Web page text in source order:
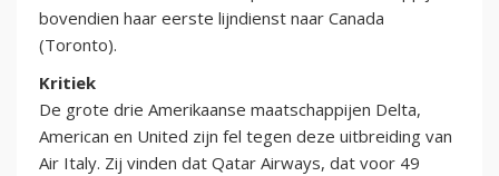
bovendien haar eerste lijndienst naar Canada
(Toronto).
Kritiek
De grote drie Amerikaanse maatschappijen Delta,
American en United zijn fel tegen deze uitbreiding van
Air Italy. Zij vinden dat Qatar Airways, dat voor 49